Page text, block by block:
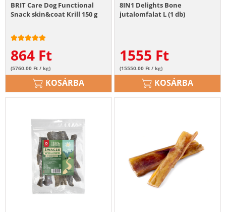
BRIT Care Dog Functional
Snack skin&coat Krill 150 g
864 Ft
(5760.00 Ft / kg)
KOSÁRBA
8IN1 Delights Bone
jutalomfalat L (1 db)
1555 Ft
(15550.00 Ft / kg)
KOSÁRBA